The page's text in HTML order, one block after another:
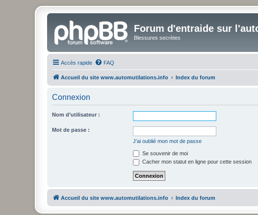
Forum d'entraide sur
Blessures secrètes
Accès rapide FAQ
Accueil du site www.automutilations.info Index du forum
Connexion
Nom d’utilisateur :
Mot de passe :
J’ai oublié mon mot de passe
Se souvenir de moi
Cacher mon statut en ligne pour cette session
Accueil du site www.automutilations.info Index du forum